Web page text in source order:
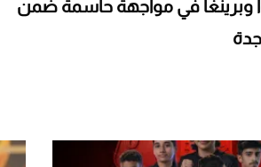
وبرينغا في مواجهة حاسمة ضمن